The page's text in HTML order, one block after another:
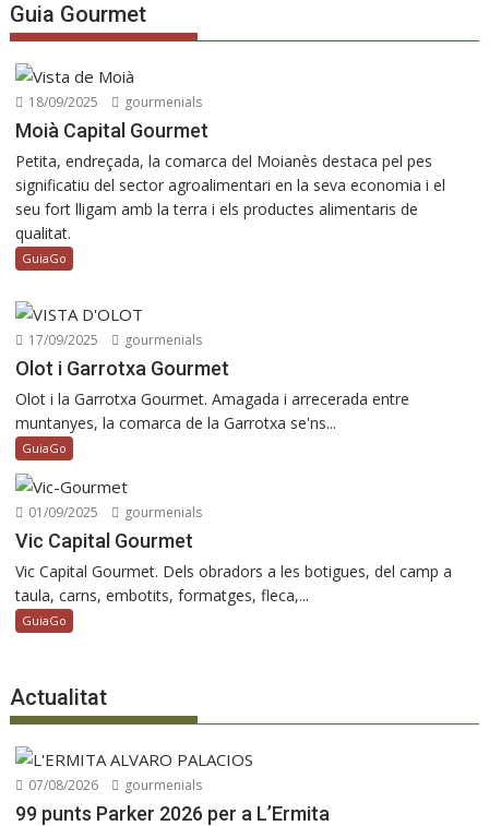
Guia Gourmet
18/09/2025 gourmenials
Moià Capital Gourmet
Petita, endreçada, la comarca del Moianès destaca pel pes
significatiu del sector agroalimentari en la seva economia i el
seu fort lligam amb la terra i els productes alimentaris de
qualitat.
GuiaGo
17/09/2025 gourmenials
Olot i Garrotxa Gourmet
Olot i la Garrotxa Gourmet. Amagada i arrecerada entre
muntanyes, la comarca de la Garrotxa se'ns...
GuiaGo
01/09/2025 gourmenials
Vic Capital Gourmet
Vic Capital Gourmet. Dels obradors a les botigues, del camp a
taula, carns, embotits, formatges, fleca,...
GuiaGo
Actualitat
07/08/2026 gourmenials
99 punts Parker 2026 per a L’Ermita